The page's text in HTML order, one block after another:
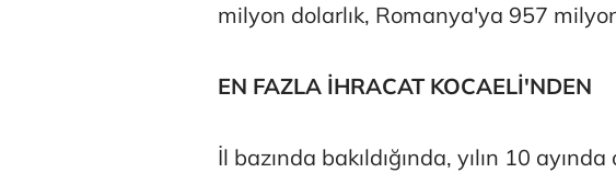
milyon dolarlık, Romanya'ya 957
EN FAZLA İHRACAT KOCAELİ'NDEN
İl bazında bakıldığında, yılın 10